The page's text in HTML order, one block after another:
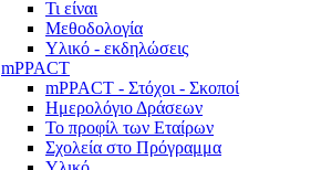
Τι είναι
Μεθοδολογία
Υλικό - εκδηλώσεις
mPPACT
mPPACT - Στόχοι - Σκοποί
Ημερολόγιο Δράσεων
Το προφίλ των Εταίρων
Σχολεία στο Πρόγραμμα